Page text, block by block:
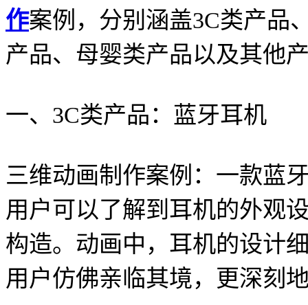
作案例，分别涵盖3C类产品
产品、母婴类产品以及其他
一、3C类产品：蓝牙耳机
三维动画制作案例：一款蓝
用户可以了解到耳机的外观
构造。动画中，耳机的设计
用户仿佛亲临其境，更深刻